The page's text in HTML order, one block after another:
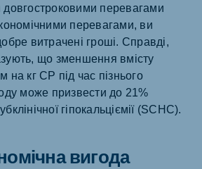
перевагами
перевагами, ви
витрачені гроші. Справді,
що зменшення вмісту
кг СР під час пізнього
може призвести до 21%
гіпокальціємії (SCHC).
вигода